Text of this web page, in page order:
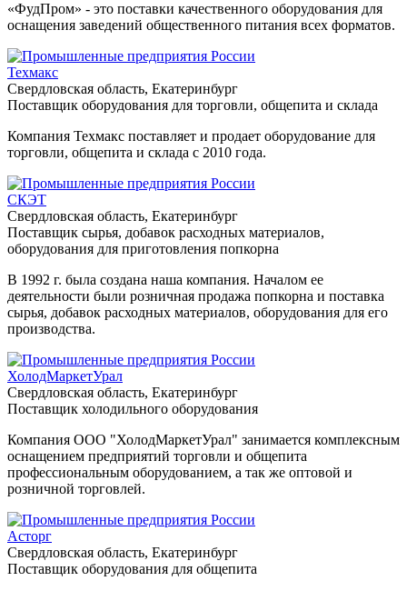
«ФудПром» - это поставки качественного оборудования для
оснащения заведений общественного питания всех форматов.
Техмакс
Свердловская область, Екатеринбург
Поставщик оборудования для торговли, общепита и склада
Компания Техмакс поставляет и продает оборудование для
торговли, общепита и склада с 2010 года.
СКЭТ
Свердловская область, Екатеринбург
Поставщик сырья, добавок расходных материалов,
оборудования для приготовления попкорна
В 1992 г. была создана наша компания. Началом ее
деятельности были розничная продажа попкорна и поставка
сырья, добавок расходных материалов, оборудования для его
производства.
ХолодМаркетУрал
Свердловская область, Екатеринбург
Поставщик холодильного оборудования
Компания ООО "ХолодМаркетУрал" занимается комплексным
оснащением предприятий торговли и общепита
профессиональным оборудованием, а так же оптовой и
розничной торговлей.
Асторг
Свердловская область, Екатеринбург
Поставщик оборудования для общепита